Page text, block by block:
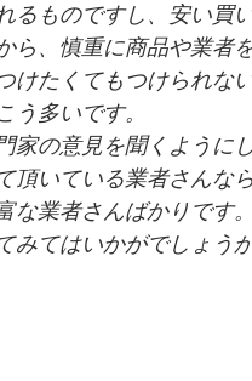
るものですし、安い買
ら、慎重に商品や業者
けたくてもつけられな
う多いです。
家の意見を聞くように
頂いている業者さんなら
な業者さんばかりです。
みてはいかがでしょう